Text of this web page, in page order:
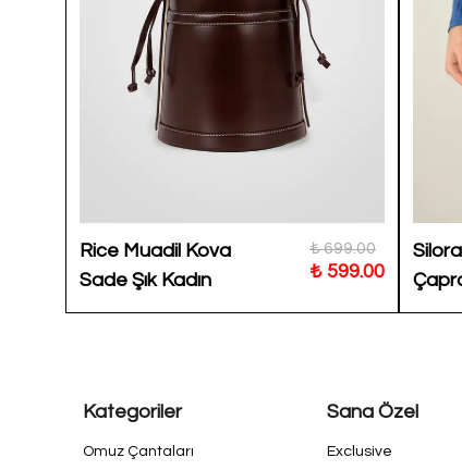
Rice Muadil Kova
Sade Şık Kadın
Omuz Çantası BP-
₺ 699.00
₺ 599.00
Kategoriler
Omuz Çantaları
Sana Özel
Exclusive